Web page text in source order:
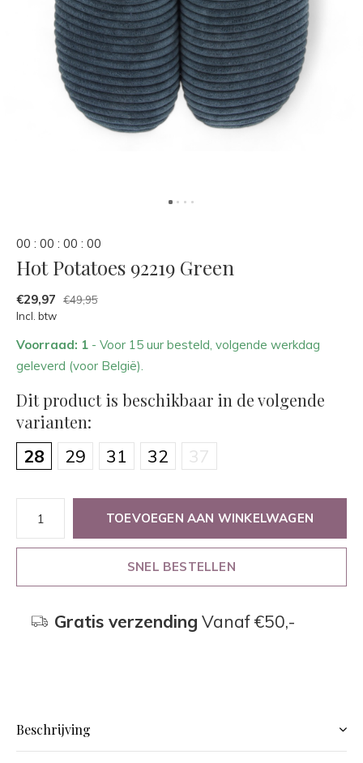
00 : 00 : 00 : 00
Hot Potatoes 92219 Green
€29,97
€49,95
Incl. btw
Voorraad: 1 - Voor 15 uur besteld, volgende werkdag
geleverd (voor België).
Dit product is beschikbaar in de volgende
varianten:
28 29 31 32 37
TOEVOEGEN AAN WINKELWAGEN
SNEL BESTELLEN
Gratis verzending Vanaf €50,-
Beschrijving